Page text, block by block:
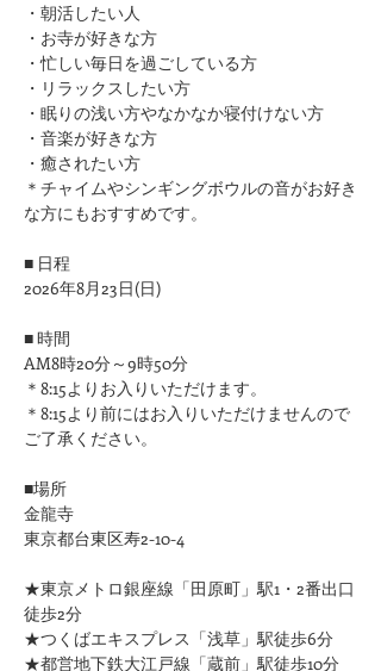
・朝活したい人
・お寺が好きな方
​・忙しい毎日を過ごしている方
・リラックスしたい方
・眠りの浅い方やなかなか寝付けない方
​・音楽が好きな方
​・癒されたい方
＊チャイムやシンギングボウルの音がお好き
な方にもおすすめです。
■ 日程
2026年8月23日(日)
■ 時間
AM8時20分～9時50分
＊8:15よりお入りいただけます。
＊8:15より前にはお入りいただけませんので
ご了承ください。
■場所
金龍寺
東京都台東区寿2-10-4
★東京メトロ銀座線「田原町」駅1・2番出口
徒歩2分
★つくばエキスプレス「浅草」駅徒歩6分
★都営地下鉄大江戸線「蔵前」駅徒歩10分